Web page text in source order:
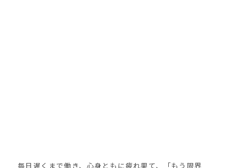
毎日遅くまで働き、心身ともに疲れ果て、「もう限界